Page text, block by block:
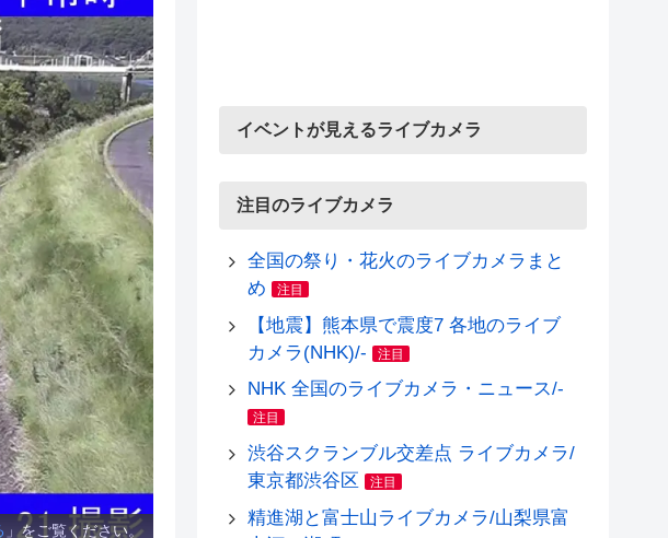
」をご覧ください。
イベントが見えるライブカメラ
注目のライブカメラ
全国の祭り・花火のライブカメラまと
め
注目
【地震】熊本県で震度7 各地のライブ
カメラ(NHK)/-
注目
NHK 全国のライブカメラ・ニュース/-
注目
渋谷スクランブル交差点 ライブカメラ/
東京都渋谷区
注目
精進湖と富士山ライブカメラ/山梨県富